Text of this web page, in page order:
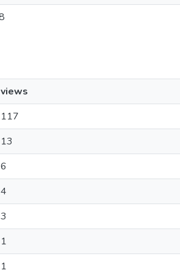
views
117
13
6
4
3
1
1